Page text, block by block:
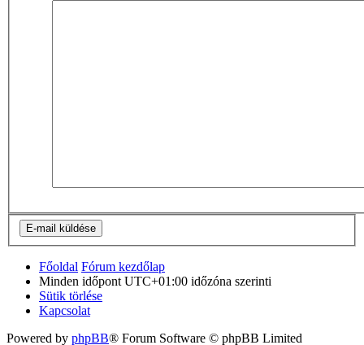
Főoldal Fórum kezdőlap
Minden időpontUTC+01:00 időzóna szerinti
Sütik törlése
Kapcsolat
Powered by phpBB® Forum Software © phpBB Limited